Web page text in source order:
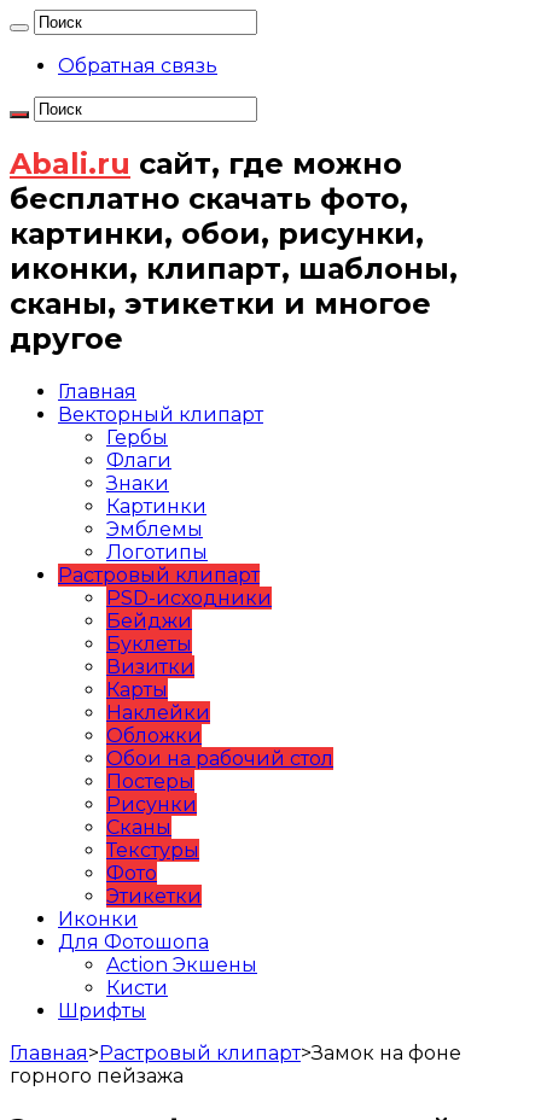
Обратная связь
Abali.ru сайт, где можно
бесплатно скачать фото,
картинки, обои, рисунки,
иконки, клипарт, шаблоны,
сканы, этикетки и многое
другое
Главная
Векторный клипарт
Гербы
Флаги
Знаки
Картинки
Эмблемы
Логотипы
Растровый клипарт
PSD-исходники
Бейджи
Буклеты
Визитки
Карты
Наклейки
Обложки
Обои на рабочий стол
Постеры
Рисунки
Сканы
Текстуры
Фото
Этикетки
Иконки
Для Фотошопа
Action Экшены
Кисти
Шрифты
Главная>Растровый клипарт>Замок на фоне
горного пейзажа